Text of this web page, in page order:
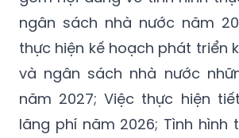
ngân sách nhà nước năm
thực hiện kế hoạch phát triển
và ngân sách nhà nước
năm 2027;Việc thực hiện
lãng phí năm 2026; Tình hình